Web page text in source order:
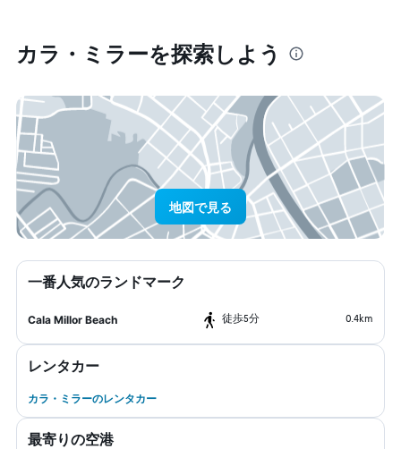
カラ・ミラー​を探索しよう
地図で見る
一番人気のランドマーク
Cala Millor Beach ​徒歩5分 0.4km
レンタカー
カラ・ミラーのレンタカー
最寄りの空港